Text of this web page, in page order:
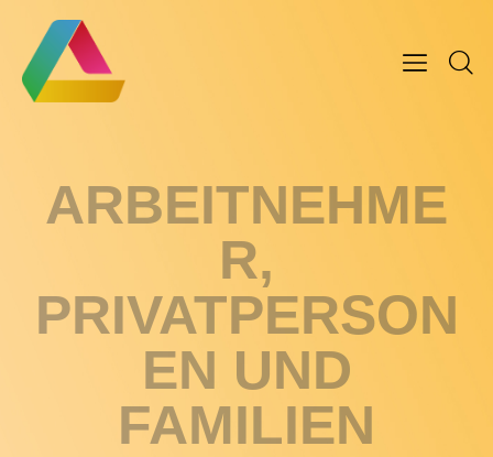
ARBEITNEHME
R,
PRIVATPERSON
EN UND
FAMILIEN